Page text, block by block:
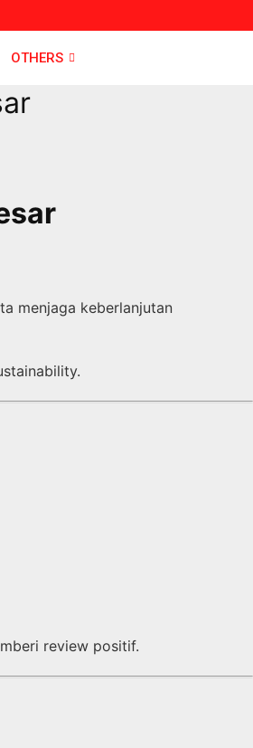
OTHERS
menjaga keberlanjutan
review positif.